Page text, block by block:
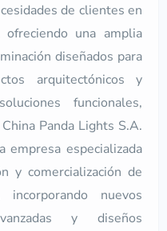
de clientes en
una amplia
diseñados para
arquitectónicos y
funcionales,
Panda Lights S.A.
empresa especializada
y comercialización de
nuevos
y diseños